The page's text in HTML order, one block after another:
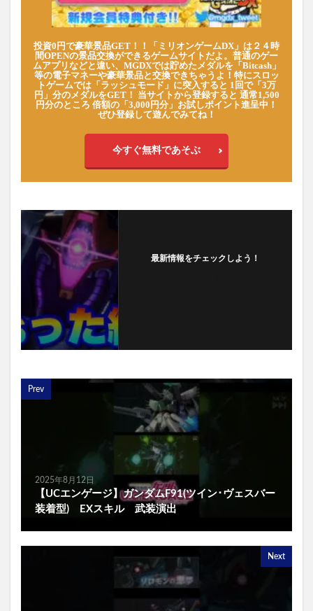
投資0円で豪華景品GET！！「ミリオンゲームDX」は２４時
間OPENの景品交換ができるゲームサイトだよ。普通のゲー
ムアプリなどと違い、MGDXでは貯めたメダルを「Bitcash」
等の電子マネーや豪華景品と交換できちゃうよ！特にスロッ
トゲームでは「ラッシュモード」に突入すると 1回で「3万
円」分のメダルをGET！ 当サイトから登録すると 通常1,500
円分のところ 倍額の「3,000円分」お試しポイント進呈中！
ぜひ登録して遊んでみてね！
今すぐ無料であそぶ
最新情報をチェックしよう！
Prev
2025年8月12日
【UCエンゲージ】ガンダムF91(ツイン･ヴェスバー
装着型) EXスキル 武装演出
Next